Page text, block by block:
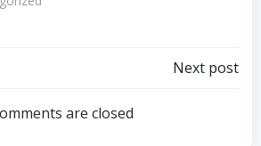
navigation
Next post
are closed